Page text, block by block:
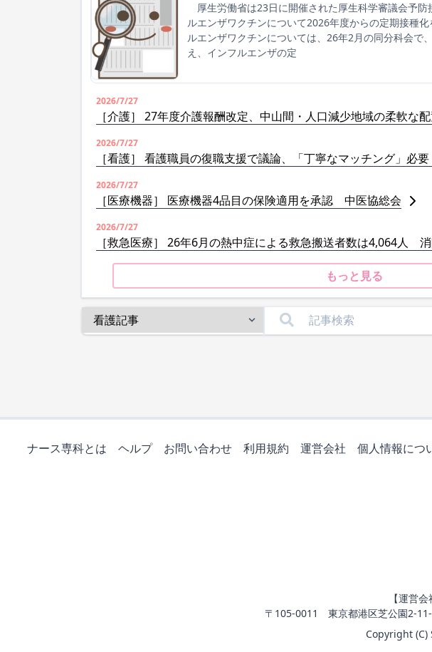
厚生労働省は23日に開催された厚生科学審議会予防
ルエンザワクチンについて2026年度からの定期接種
ルエンザワクチンについては、26年2月の同分科会で
え、インフルエンザの定
2026/7/27
［介護］ 27年度介護報酬改定、中山間・人口減少地域の柔軟な
2026/7/27
［看護］ 看護職員の復職支援で議論、「丁寧なマッチング」必
2026/7/27
［医療機器］ 医療機器4品目の保険適用を承認 中医協総会
2026/7/27
［救急医療］ 26年6月の熱中症による救急搬送者数は4,064人
もっと見る
ナース専科とは ヘルプ お問い合わせ 利用規約 運営会社 個人情報につ
【運営
〒105-0011 東京都港区芝公園2-
Copyright (C)